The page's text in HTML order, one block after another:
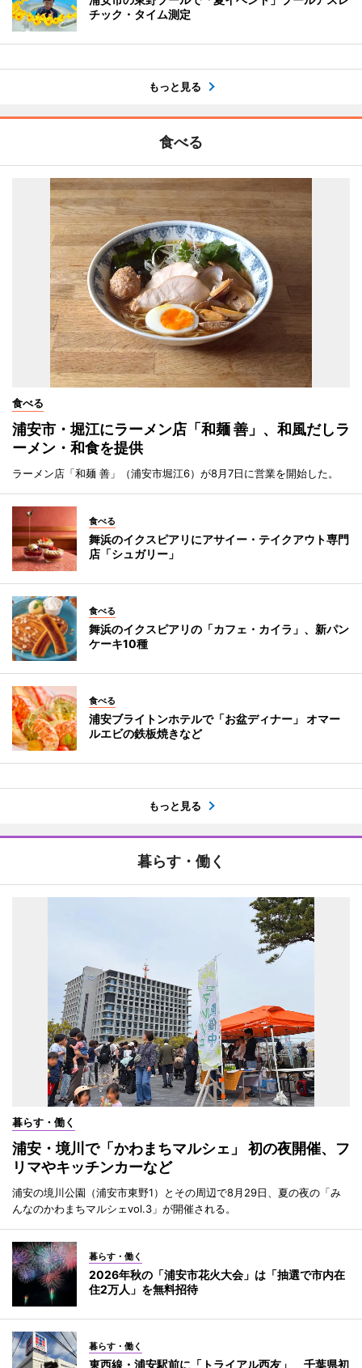
チック・タイム測定
もっと見る
食べる
食べる
浦安市・堀江にラーメン店「和麺 善」、和風だしラ
ーメン・和食を提供
ラーメン店「和麺 善」（浦安市堀江6）が8月7日に営業を開始した。
食べる
舞浜のイクスピアリにアサイー・テイクアウト専門
店「シュガリー」
食べる
舞浜のイクスピアリの「カフェ・カイラ」、新パン
ケーキ10種
食べる
浦安ブライトンホテルで「お盆ディナー」 オマー
ルエビの鉄板焼きなど
もっと見る
暮らす・働く
暮らす・働く
浦安・境川で「かわまちマルシェ」 初の夜開催、フ
リマやキッチンカーなど
浦安の境川公園（浦安市東野1）とその周辺で8月29日、夏の夜の「み
んなのかわまちマルシェvol.3」が開催される。
暮らす・働く
2026年秋の「浦安市花火大会」は「抽選で市内在
住2万人」を無料招待
暮らす・働く
東西線・浦安駅前に「トライアル西友」 千葉県初